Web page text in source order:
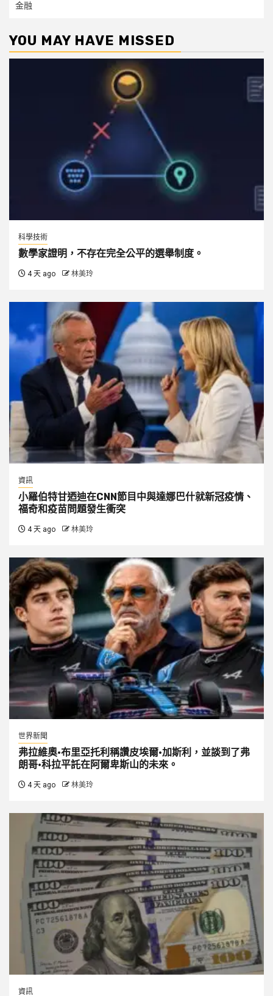
金融
YOU MAY HAVE MISSED
科學技術
數學家證明，不存在完全公平的選舉制度。
4 天 ago 林美玲
資訊
小羅伯特甘迺迪在CNN節目中與達娜巴什就新冠疫情、
福奇和疫苗問題發生衝突
4 天 ago 林美玲
世界新聞
弗拉維奧·布里亞托利稱讚皮埃爾·加斯利，並談到了弗
朗哥·科拉平託在阿爾卑斯山的未來。
4 天 ago 林美玲
資訊